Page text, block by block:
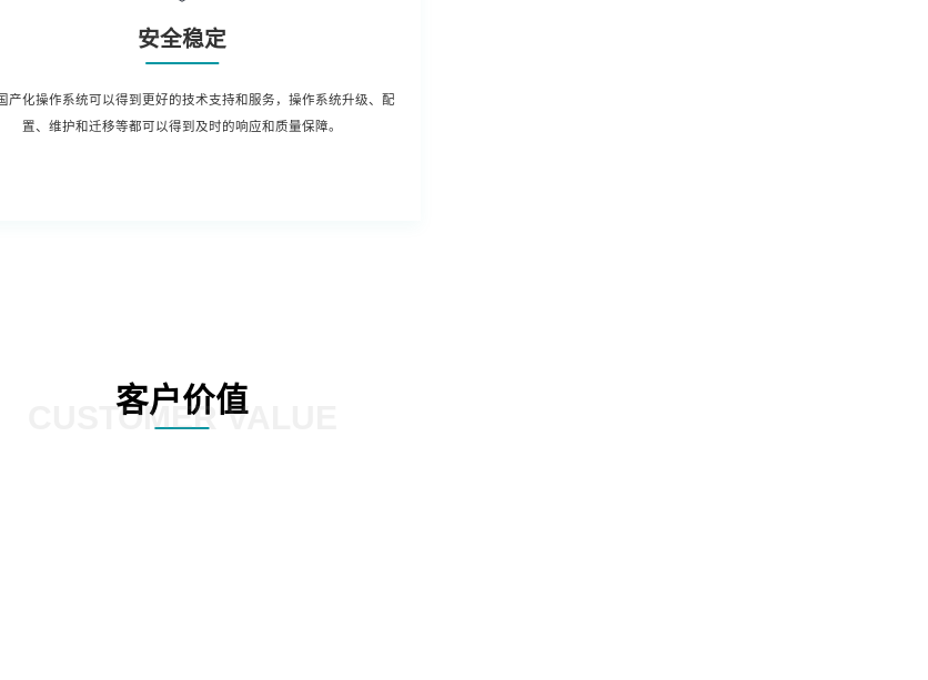
安全稳定
产化操作系统可以得到更好的技术支持和服务，操作系统升级、配
置、维护和迁移等都可以得到及时的响应和质量保障。
客户价值
CUSTOMER VALUE